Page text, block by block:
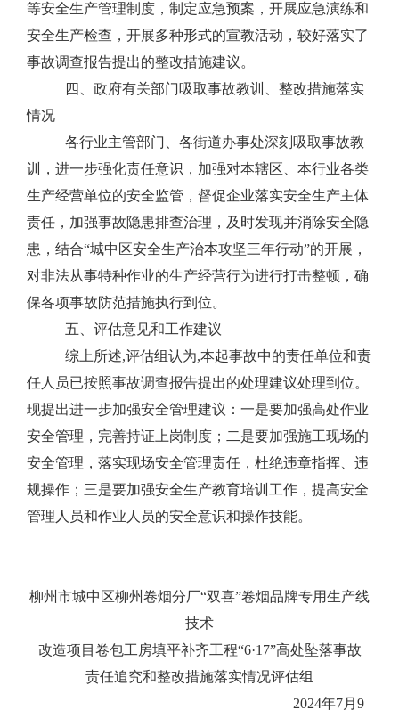
等安全生产管理制度，制定应急预案，开展应急演练和
安全生产检查，开展多种形式的宣教活动，较好落实了
事故调查报告提出的整改措施建议。
四、 政府有关部门吸取事故教训、整改措施落实
情况
各行业主管部门、各街道办事处深刻吸取事故教
训，进一步强化责任意识，加强对本辖区、本行业各类
生产经营单位的安全监管，督促企业落实安全生产主体
责任，加强事故隐患排查治理，及时发现并消除安全隐
患，结合“城中区安全生产治本攻坚三年行动”的开展，
对非法从事特种作业的生产经营行为进行打击整顿，确
保各项事故防范措施执行到位。
五、评估意见和工作建议
综上所述,评估组认为,本起事故中的责任单位和责
任人员已按照事故调查报告提出的处理建议处理到位。
现提出进一步加强安全管理建议：一是要加强高处作业
安全管理，完善持证上岗制度；二是要加强施工现场的
安全管理，落实现场安全管理责任，杜绝违章指挥、违
规操作；三是要加强安全生产教育培训工作，提高安全
管理人员和作业人员的安全意识和操作技能。
柳州市城中区柳州卷烟分厂“双喜”卷烟品牌专用生产线
技术
改造项目卷包工房填平补齐工程“6·17”高处坠落事故
责任追究和整改措施落实情况评估组
2024年7月 9